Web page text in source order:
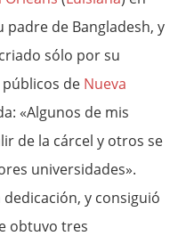
de Bangladesh, y
sólo por su
de Nueva
«Algunos de mis
de la cárcel y otros se
universidades».
y consiguió
obtuvo tres